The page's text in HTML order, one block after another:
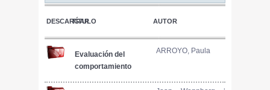
DESCARGAR
TÍTULO AUTOR
Evaluación del
comportamiento
ARROYO, Paula